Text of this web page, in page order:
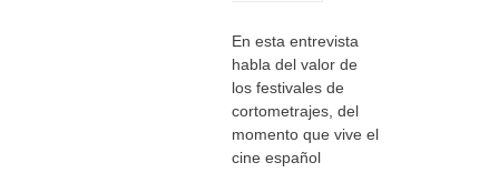
En esta entrevista
habla del valor de
los festivales de
cortometrajes, del
momento que vive el
cine español